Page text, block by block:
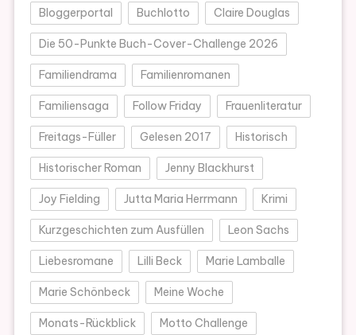
Bloggerportal Buchlotto Claire Douglas
Die 50-Punkte Buch-Cover-Challenge 2026
Familiendrama Familienromanen
Familiensaga Follow Friday Frauenliteratur
Freitags-Füller Gelesen 2017 Historisch
Historischer Roman Jenny Blackhurst
Joy Fielding Jutta Maria Herrmann Krimi
Kurzgeschichten zum Ausfüllen Leon Sachs
Liebesromane Lilli Beck Marie Lamballe
Marie Schönbeck Meine Woche
Monats-Rückblick Motto Challenge